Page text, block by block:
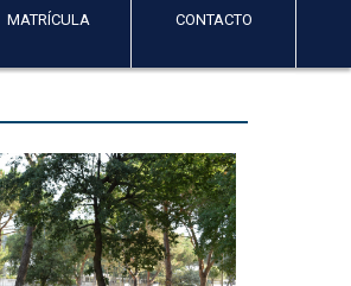
MATRÍCULA CONTACTO